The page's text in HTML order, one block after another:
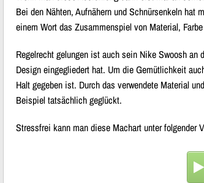
Bei den Nähten,Aufnähern undSchnürsenkeln hat
einem Wort das Zusammenspiel von Material, Farbe
Regelrecht gelungen ist auch sein Nike Swooshan
Design eingegliedert hat. Um die Gemütlichkeit
Haltgegeben ist. Durch das verwendete Material
Beispiel tatsächlich geglückt.
Stressfrei kann man diese Machart unter folgender